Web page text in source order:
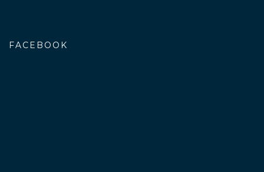
FACEBOOK